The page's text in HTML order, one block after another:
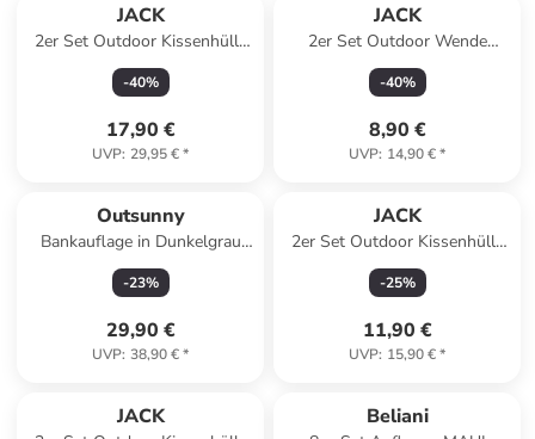
JACK
2er Set Outdoor Kissenhülle
60x60cm Uni in Rosa
-40%
17,90 €
UVP: 29,95 €*
JACK
2er Set Outdoor Wende
Kissenhülle 45x45cm in
Elfenbein/Grau
-40%
8,90 €
UVP: 14,90 €*
Outsunny
Bankauflage in Dunkelgrau
110L x 46B x 6,5H cm
-23%
29,90 €
UVP: 38,90 €*
JACK
2er Set Outdoor Kissenhülle
30x50cm in
-25%
11,90 €
UVP: 15,90 €*
JACK Beliani